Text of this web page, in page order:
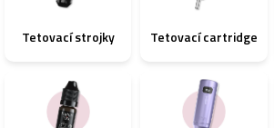
Tetovací strojky Tetovací cartridge